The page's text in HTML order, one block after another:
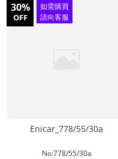
30%
OFF
如需購買
請向客服
Enicar_778/55/30a
No:778/55/30a